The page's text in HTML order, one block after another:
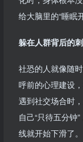
给大脑里的“睡眠
躲在人群背后的
社恐的人就像随
呼前的心理建设
遇到社交场合时
自己“只待五分钟
线就开始下滑了。